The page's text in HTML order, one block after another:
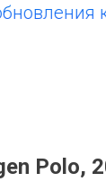
Polo,